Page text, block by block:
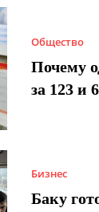
Общество
Почему
за 123 и
Бизнес
Баку